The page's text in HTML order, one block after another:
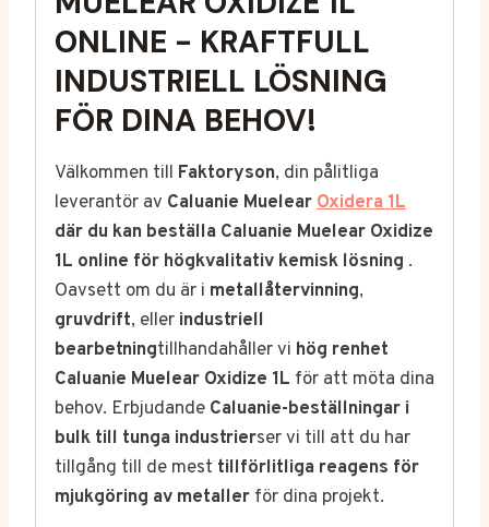
ONLINE - KRAFTFULL
INDUSTRIELL LÖSNING
FÖR DINA BEHOV!
Välkommen till Faktoryson, din pålitliga
leverantör av Caluanie MuelearOxidera 1L
där du kan beställa Caluanie Muelear Oxidize
1L online för högkvalitativ kemisk lösning .
Oavsett om du är i metallåtervinning,
gruvdrift, eller industriell
bearbetningtillhandahåller vi hög renhet
Caluanie Muelear Oxidize 1L för att möta dina
behov. Erbjudande Caluanie-beställningar i
bulk till tunga industrierser vi till att du har
tillgång till de mest tillförlitliga reagens för
mjukgöring av metaller för dina projekt.